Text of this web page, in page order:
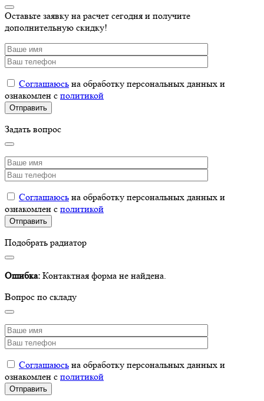
Оставьте заявку на расчет сегодня и получите
дополнительную скидку!
Соглашаюсь на обработку персональных данных и
ознакомлен с политикой
Задать вопрос
Соглашаюсь на обработку персональных данных и
ознакомлен с политикой
Подобрать радиатор
Ошибка: Контактная форма не найдена.
Вопрос по складу
Соглашаюсь на обработку персональных данных и
ознакомлен с политикой